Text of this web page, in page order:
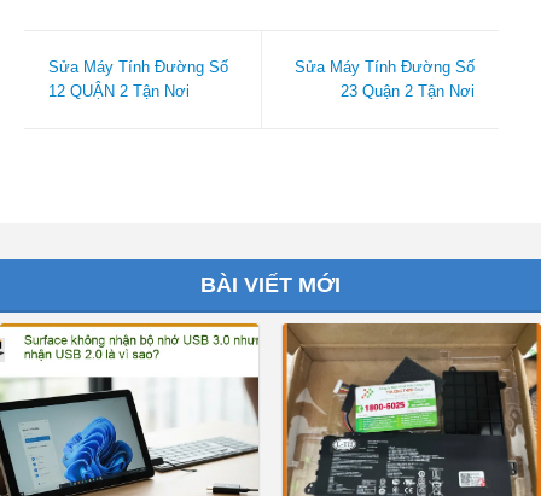
Sửa Máy Tính Đường Số
12 QUẬN 2 Tận Nơi
Sửa Máy Tính Đường Số
23 Quận 2 Tận Nơi
BÀI VIẾT MỚI